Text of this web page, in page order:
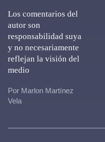
Los comentarios del
autor son
responsabilidad suya
y no necesariamente
reflejan la visión del
medio
Por Marlon Martínez
Vela